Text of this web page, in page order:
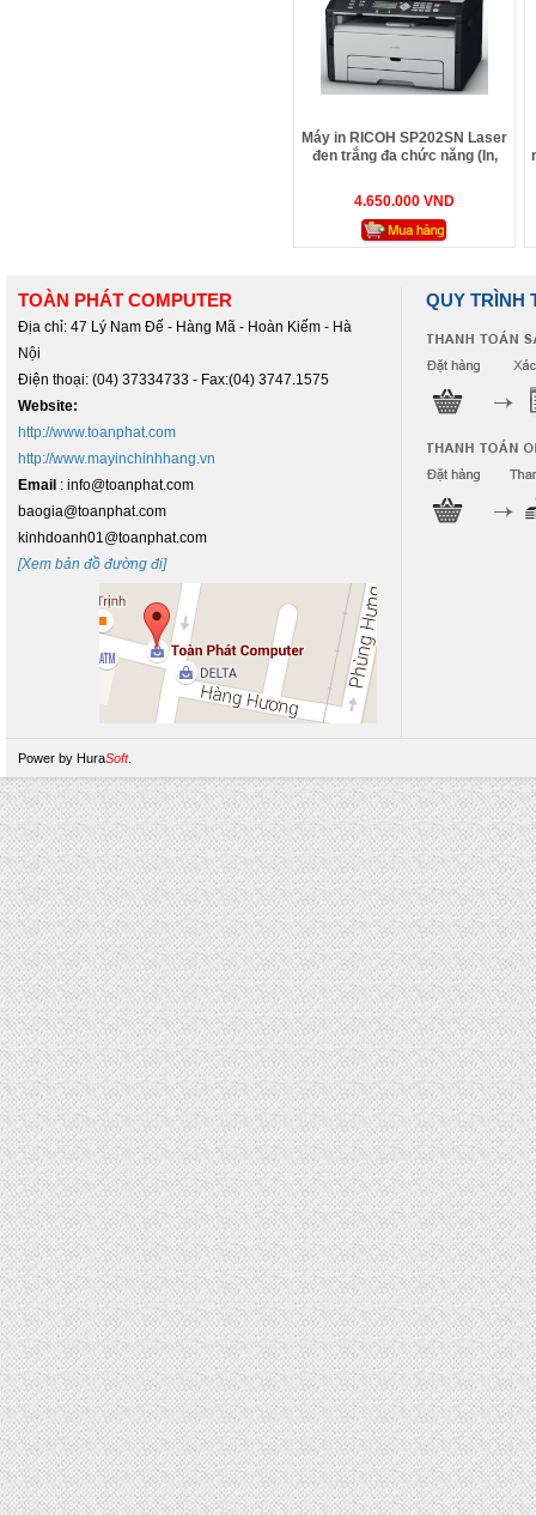
Máy in RICOH SP202SN Laser
đen trắng đa chức năng (In,
4.650.000 VND
TOÀN PHÁT COMPUTER
Địa chỉ: 47 Lý Nam Đế - Hàng Mã - Hoàn Kiếm - Hà
Nội
Điện thoại: (04) 37334733 - Fax:(04) 3747.1575
Website:
http://www.toanphat.com
http://www.mayinchinhhang.vn
Email : info@toanphat.com
baogia@toanphat.com
kinhdoanh01@toanphat.com
[Xem bản đồ đường đi]
QUY TRÌNH
Power by HuraSoft.